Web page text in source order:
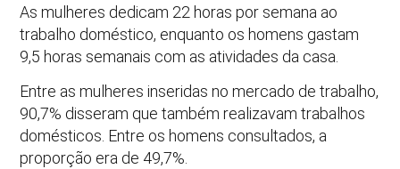
As mulheres dedicam 22 horas por semana ao
trabalho doméstico, enquanto os homens gastam
9,5 horas semanais com as atividades da casa.
Entre as mulheres inseridas no mercado de trabalho,
90,7% disseram que também realizavam trabalhos
domésticos. Entre os homens consultados, a
proporção era de 49,7%.